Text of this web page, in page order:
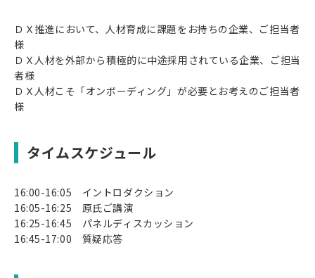
ＤＸ推進において、人材育成に課題をお持ちの企業、ご担当者
様
ＤＸ人材を外部から積極的に中途採用されている企業、ご担当
者様
ＤＸ人材こそ「オンボーディング」が必要とお考えのご担当者
様
タイムスケジュール
16:00-16:05 イントロダクション
16:05-16:25 原氏ご講演
16:25-16:45 パネルディスカッション
16:45-17:00 質疑応答